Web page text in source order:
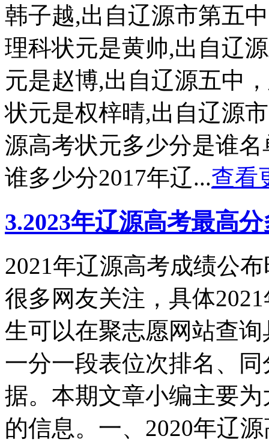
韩子越,出自辽源市第五
理科状元是黄帅,出自辽
元是赵博,出自辽源五中
状元是权梓晴,出自辽源
源高考状元多少分是谁
谁多少分2017年辽...查看
3.2023年辽源高考最高
2021年辽源高考成绩公
很多网友关注，具体
生可以在聚志愿网站查
一分一段表位次排名、
据。本期文章小编主要
的信息。一、2020年辽